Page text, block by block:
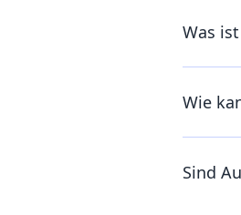
Was ist
Wie
Sind